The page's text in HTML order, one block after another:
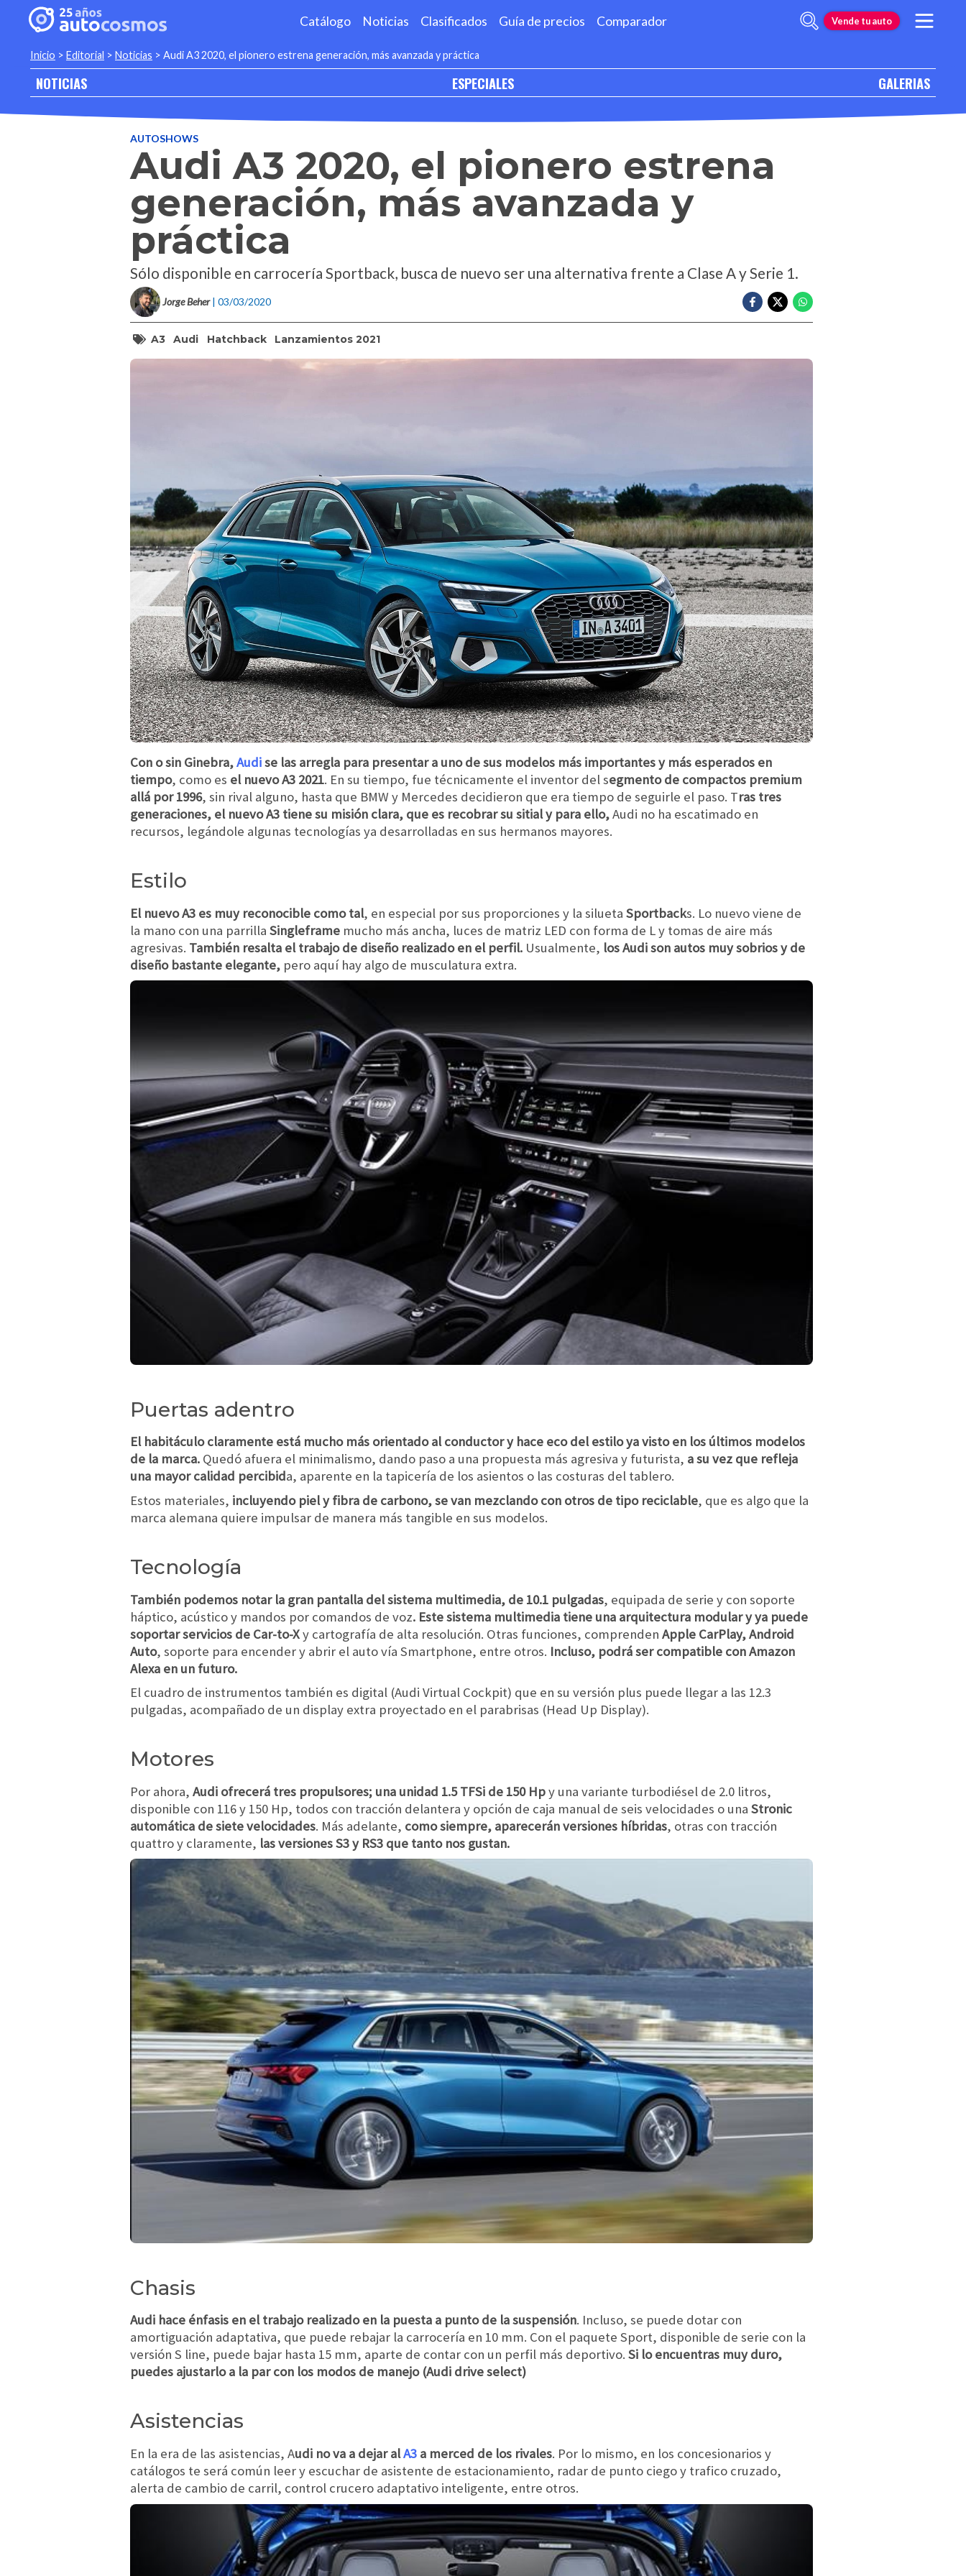
Catálogo Noticias Clasificados Guía de precios Comparador Vende tu auto
Inicio > Editorial > Noticias > Audi A3 2020, el pionero estrena generación, más avanzada y práctica
NOTICIAS ESPECIALES GALERIAS
AUTOSHOWS
Audi A3 2020, el pionero estrena
generación, más avanzada y
práctica
Sólo disponible en carrocería Sportback, busca de nuevo ser una alternativa frente a Clase A y Serie 1.
Jorge Beher | 03/03/2020
A3 Audi Hatchback Lanzamientos 2021
Con o sin Ginebra,Audise las arregla para presentar a uno de sus modelos más importantes y más esperados en
tiempo, como es el nuevo A3 2021. En su tiempo, fue técnicamente el inventor del segmento de compactos premium
allá por 1996, sin rival alguno, hasta que BMW y Mercedes decidieron que era tiempo de seguirle el paso. Tras tres
generaciones, el nuevo A3 tiene su misión clara, que es recobrar su sitial y para ello,Audi no ha escatimado en
recursos, legándole algunas tecnologías ya desarrolladas en sus hermanos mayores.
Estilo
El nuevo A3 es muy reconocible como tal, en especial por sus proporciones y la silueta Sportbacks. Lo nuevo viene de
la mano con una parrilla Singleframe mucho más ancha, luces de matriz LED con forma de L y tomas de aire más
agresivas. También resalta el trabajo de diseño realizado en el perfil. Usualmente, los Audi son autos muy sobrios y de
diseño bastante elegante, pero aquí hay algo de musculatura extra.
Puertas adentro
El habitáculo claramente está mucho más orientado al conductor y hace eco del estilo ya visto en los últimos modelos
de la marca. Quedó afuera el minimalismo, dando paso a una propuesta más agresiva y futurista, a su vez que refleja
una mayor calidad percibida, aparente en la tapicería de los asientos o las costuras del tablero.
Estos materiales, incluyendo piel y fibra de carbono, se van mezclando con otros de tipo reciclable, que es algo que la
marca alemana quiere impulsar de manera más tangible en sus modelos.
Tecnología
También podemos notar la gran pantalla del sistema multimedia, de 10.1 pulgadas, equipada de serie y con soporte
háptico, acústico y mandos por comandos de voz. Este sistema multimedia tiene una arquitectura modular y ya puede
soportar servicios de Car-to-Xy cartografía de alta resolución. Otras funciones, comprenden Apple CarPlay, Android
Auto, soporte para encender y abrir el auto vía Smartphone, entre otros. Incluso, podrá ser compatible con Amazon
Alexa en un futuro.
El cuadro de instrumentos también es digital (Audi Virtual Cockpit) que en su versión plus puede llegar a las 12.3
pulgadas, acompañado de un display extra proyectado en el parabrisas (Head Up Display).
Motores
Por ahora, Audi ofrecerá tres propulsores; una unidad 1.5 TFSi de 150 Hpy una variante turbodiésel de 2.0 litros,
disponible con 116 y 150 Hp, todos con tracción delantera y opción de caja manual de seis velocidades o una Stronic
automática de siete velocidades. Más adelante, como siempre, aparecerán versiones híbridas, otras con tracción
quattro y claramente, las versiones S3 y RS3 que tanto nos gustan.
Chasis
Audi hace énfasis en el trabajo realizado en la puesta a punto de la suspensión. Incluso, se puede dotar con
amortiguación adaptativa, que puede rebajar la carrocería en 10 mm. Con el paquete Sport, disponible de serie con la
versión S line, puede bajar hasta 15 mm, aparte de contar con un perfil más deportivo. Si lo encuentras muy duro,
puedes ajustarlo a la par con los modos de manejo (Audi drive select)
Asistencias
En la era de las asistencias, Audi no va a dejar alA3 a merced de los rivales. Por lo mismo, en los concesionarios y
catálogos te será común leer y escuchar de asistente de estacionamiento, radar de punto ciego y trafico cruzado,
alerta de cambio de carril, control crucero adaptativo inteligente, entre otros.